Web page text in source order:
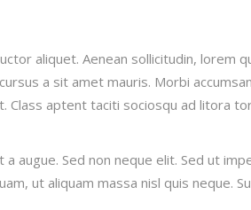
aliquet. Aenean sollicitudin, lorem
a sit amet mauris. Morbi
Class aptent taciti sociosqu ad litora
augue. Sed non neque elit. Sed ut
ut aliquam massa nisl quis neque.